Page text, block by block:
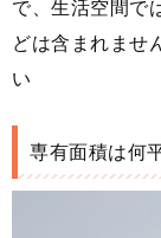
で、生活空間で
どは含まれませ
い
専有面積は何